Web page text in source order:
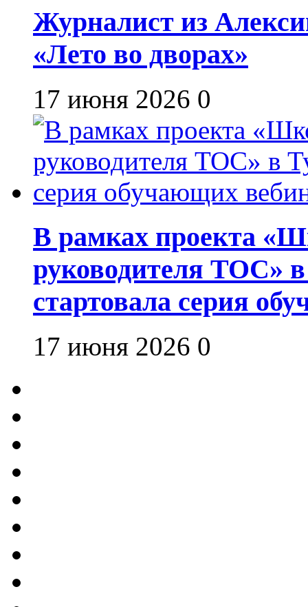
Журналист из
«Лето во дворах»
17 июня 2026 0
В рамках проекта
руководителя ТОС»
стартовала серия
17 июня 2026 0